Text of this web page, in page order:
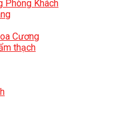
Phòng Khách
Cương
thạch